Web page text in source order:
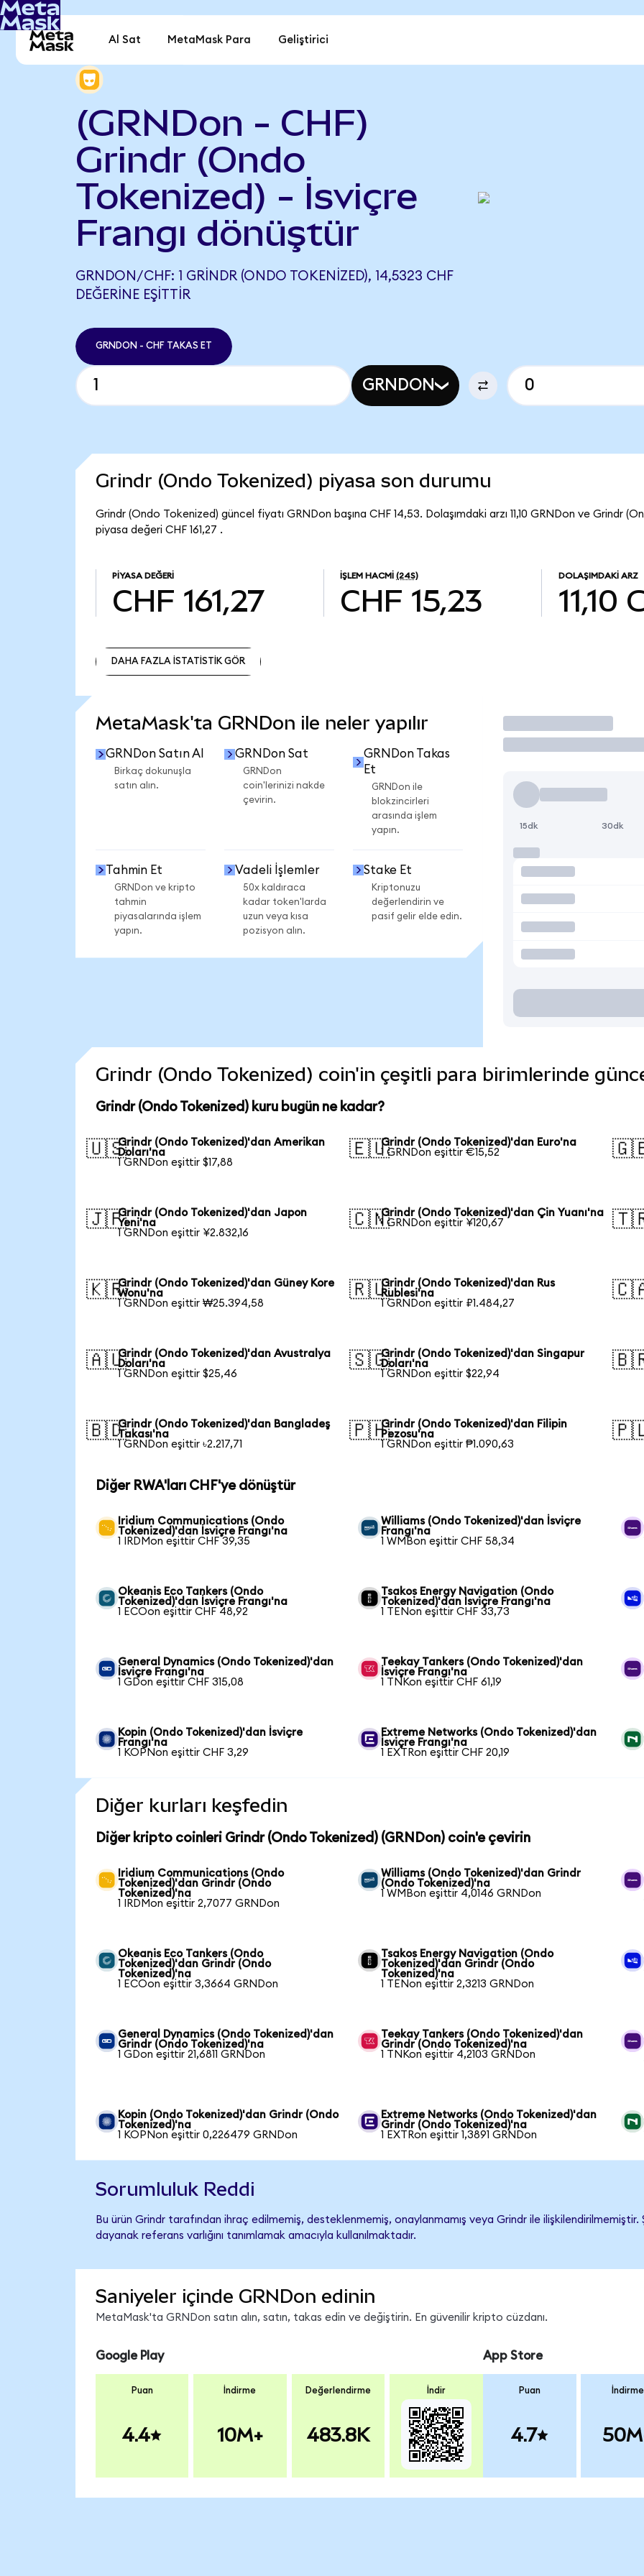
Al Sat MetaMask Para Geliştirici
(GRNDon - CHF)
Grindr (Ondo
Tokenized) - İsviçre
Frangı dönüştür
GRNDON/CHF: 1 GRINDR (ONDO TOKENIZED), 14,5323 CHF
DEĞERINE EŞITTIR
GRNDON - CHF TAKAS ET
GRNDON
Grindr (Ondo Tokenized) piyasa son durumu
Grindr (Ondo Tokenized) güncel fiyatı GRNDon başına CHF 14,53. Dolaşımdaki arzı 11,10 GRNDon ve Grindr
piyasa değeri CHF 161,27 .
PIYASA DEĞERI
CHF 161,27
İŞLEM HACMI (24S)
CHF 15,23
DOLAŞIMDAKI ARZ
11,10
DAHA FAZLA İSTATİSTİK GÖR
MetaMask'ta GRNDon ile neler yapılır
GRNDon Satın Al
Birkaç dokunuşla
satın alın.
GRNDon Sat
GRNDon
coin'lerinizi nakde
çevirin.
GRNDon Takas
Et
GRNDon ile
blokzincirleri
arasında işlem
yapın.
Tahmin Et
GRNDon ve kripto
tahmin
piyasalarında işlem
yapın.
Vadeli İşlemler
50x kaldıraca
kadar token'larda
uzun veya kısa
pozisyon alın.
Stake Et
Kriptonuzu
değerlendirin ve
pasif gelir elde edin.
İşlem Yap
15dk 30dk
Grindr (Ondo Tokenized) coin'in çeşitli para birimlerinde
Grindr (Ondo Tokenized) kuru bugün ne kadar?
🇺🇸Grindr (Ondo Tokenized)'dan Amerikan
Doları'na
1 GRNDon eşittir $17,88
🇪🇺Grindr (Ondo Tokenized)'dan Euro'na
1 GRNDon eşittir €15,52
🇯🇵Grindr (Ondo Tokenized)'dan Japon
Yeni'na
1 GRNDon eşittir ¥2.832,16
🇨🇳Grindr (Ondo Tokenized)'dan Çin Yuanı'na
1 GRNDon eşittir ¥120,67
🇰🇷Grindr (Ondo Tokenized)'dan Güney Kore
Wonu'na
1 GRNDon eşittir ₩25.394,58
🇷🇺Grindr (Ondo Tokenized)'dan Rus
Rublesi'na
1 GRNDon eşittir ₽1.484,27
🇦🇺Grindr (Ondo Tokenized)'dan Avustralya
Doları'na
1 GRNDon eşittir $25,46
🇸🇬Grindr (Ondo Tokenized)'dan Singapur
Doları'na
1 GRNDon eşittir $22,94
🇧🇩Grindr (Ondo Tokenized)'dan Bangladeş
Takası'na
1 GRNDon eşittir ৳2.217,71
🇵🇭Grindr (Ondo Tokenized)'dan Filipin
Pezosu'na
1 GRNDon eşittir ₱1.090,63
Diğer RWA'ları CHF'ye dönüştür
Iridium Communications (Ondo
Tokenized)'dan İsviçre Frangı'na
1 IRDMon eşittir CHF 39,35
Williams (Ondo Tokenized)'dan İsviçre
Frangı'na
1 WMBon eşittir CHF 58,34
Okeanis Eco Tankers (Ondo
Tokenized)'dan İsviçre Frangı'na
1 ECOon eşittir CHF 48,92
Tsakos Energy Navigation (Ondo
Tokenized)'dan İsviçre Frangı'na
1 TENon eşittir CHF 33,73
General Dynamics (Ondo Tokenized)'dan
İsviçre Frangı'na
1 GDon eşittir CHF 315,08
Teekay Tankers (Ondo Tokenized)'dan
İsviçre Frangı'na
1 TNKon eşittir CHF 61,19
Kopin (Ondo Tokenized)'dan İsviçre
Frangı'na
1 KOPNon eşittir CHF 3,29
Extreme Networks (Ondo Tokenized)'dan
İsviçre Frangı'na
1 EXTRon eşittir CHF 20,19
Diğer kurları keşfedin
Diğer kripto coinleri Grindr (Ondo Tokenized) (GRNDon) coin'e çevirin
Iridium Communications (Ondo
Tokenized)'dan Grindr (Ondo
Tokenized)'na
1 IRDMon eşittir 2,7077 GRNDon
Williams (Ondo Tokenized)'dan Grindr
(Ondo Tokenized)'na
1 WMBon eşittir 4,0146 GRNDon
Okeanis Eco Tankers (Ondo
Tokenized)'dan Grindr (Ondo
Tokenized)'na
1 ECOon eşittir 3,3664 GRNDon
Tsakos Energy Navigation (Ondo
Tokenized)'dan Grindr (Ondo
Tokenized)'na
1 TENon eşittir 2,3213 GRNDon
General Dynamics (Ondo Tokenized)'dan
Grindr (Ondo Tokenized)'na
1 GDon eşittir 21,6811 GRNDon
Teekay Tankers (Ondo Tokenized)'dan
Grindr (Ondo Tokenized)'na
1 TNKon eşittir 4,2103 GRNDon
Kopin (Ondo Tokenized)'dan Grindr (Ondo
Tokenized)'na
1 KOPNon eşittir 0,226479 GRNDon
Extreme Networks (Ondo Tokenized)'dan
Grindr (Ondo Tokenized)'na
1 EXTRon eşittir 1,3891 GRNDon
Sorumluluk Reddi
Bu ürün Grindr tarafından ihraç edilmemiş, desteklenmemiş, onaylanmamış veya Grindr ile
dayanak referans varlığını tanımlamak amacıyla kullanılmaktadır.
Saniyeler içinde GRNDon edinin
MetaMask'ta GRNDon satın alın, satın, takas edin ve değiştirin. En güvenilir kripto cüzdanı.
Google Play
Puan
4.4
İndirme
10M+
Değerlendirme
483.8K
İndir
App Store
Puan
4.7
İndirme